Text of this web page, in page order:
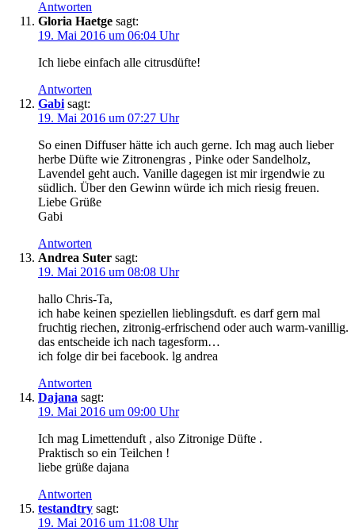
Antworten
Gloria Haetge sagt:
19. Mai 2016 um 06:04 Uhr
Ich liebe einfach alle citrusdüfte!
Antworten
Gabi sagt:
19. Mai 2016 um 07:27 Uhr
So einen Diffuser hätte ich auch gerne. Ich mag auch lieber
herbe Düfte wie Zitronengras , Pinke oder Sandelholz,
Lavendel geht auch. Vanille dagegen ist mir irgendwie zu
südlich. Über den Gewinn würde ich mich riesig freuen.
Liebe Grüße
Gabi
Antworten
Andrea Suter sagt:
19. Mai 2016 um 08:08 Uhr
hallo Chris-Ta,
ich habe keinen speziellen lieblingsduft. es darf gern mal
fruchtig riechen, zitronig-erfrischend oder auch warm-vanillig.
das entscheide ich nach tagesform…
ich folge dir bei facebook. lg andrea
Antworten
Dajana sagt:
19. Mai 2016 um 09:00 Uhr
Ich mag Limettenduft , also Zitronige Düfte .
Praktisch so ein Teilchen !
liebe grüße dajana
Antworten
testandtry sagt:
19. Mai 2016 um 11:08 Uhr